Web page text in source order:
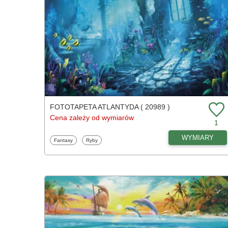
FOTOTAPETA ATLANTYDA ( 20989 )
Cena zależy od wymiarów
1
Fototapety
Fantasy Fototapety
Ryby WYMIARY